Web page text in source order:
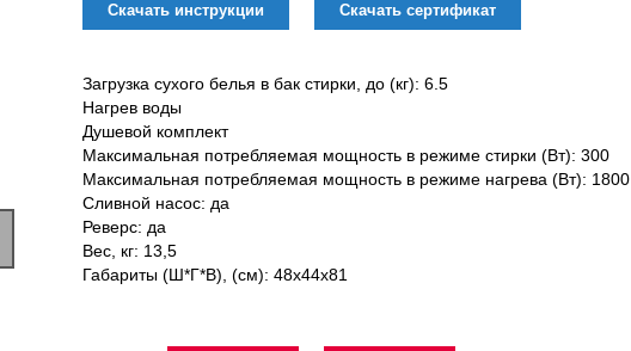
Скачать инструкции Скачать сертификат
Загрузка сухого белья в бак стирки, до (кг): 6.5
Нагрев воды
Душевой комплект
Максимальная потребляемая мощность в режиме стирки (Вт): 300
Максимальная потребляемая мощность в режиме нагрева (Вт): 1800
Сливной насос: да
Реверс: да
Вес, кг: 13,5
Габариты (Ш*Г*В), (см): 48х44х81